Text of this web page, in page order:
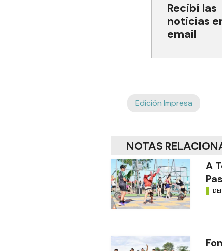
Recibí las
noticias
email
Edición Impresa
NOTAS
A